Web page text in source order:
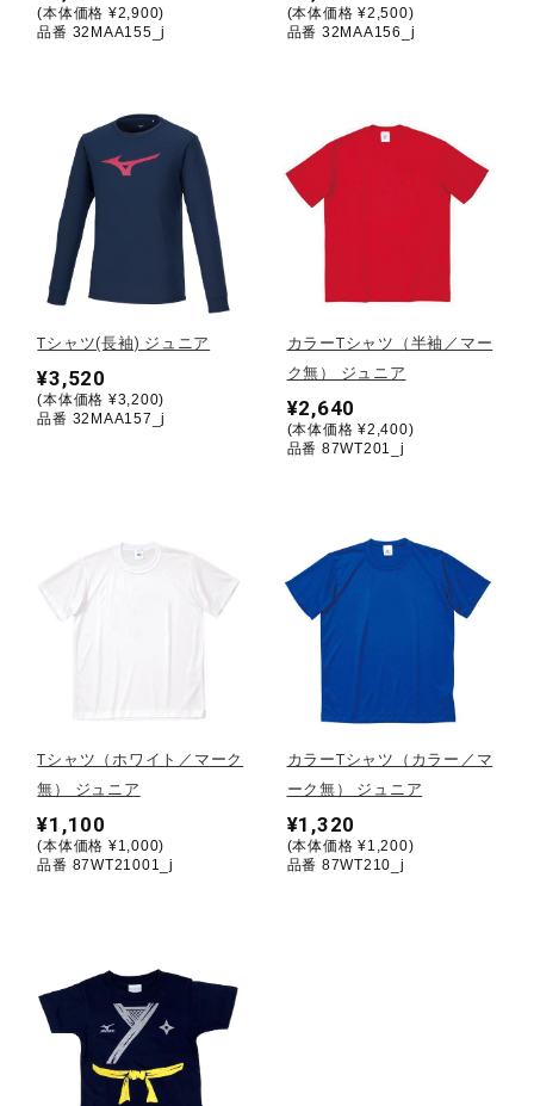
卓球
ソフトボール
ウィンタースポーツ
ウォーキングシューズ
寝具／ミズノスリープ
サポーター
健康／エクササイズ
(本体価格 ¥2,900)
品番 32MAA155_j
(本体価格 ¥2,500)
品番 32MAA156_j
Tシャツ(長袖) ジュニア
¥3,520
(本体価格 ¥3,200)
品番 32MAA157_j
カラーTシャツ（半袖／マー
ク無） ジュニア
¥2,640
(本体価格 ¥2,400)
品番 87WT201_j
Tシャツ（ホワイト／マーク
無） ジュニア
¥1,100
(本体価格 ¥1,000)
品番 87WT21001_j
カラーTシャツ（カラー／マ
ーク無） ジュニア
¥1,320
(本体価格 ¥1,200)
品番 87WT210_j